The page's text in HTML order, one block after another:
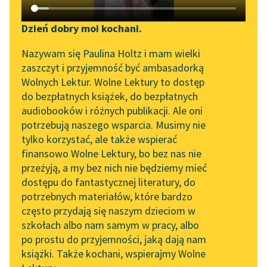
Katalog DAISY
Podkasty o książkach
Zgłoś brak utworu
Aktualności
„Prokurator Alicja Horn”
do słuchania
Byliśmy częścią AI Impact
Lab
Zapraszamy na spotkanie
online z tłumaczkami
literatury skandynawskiej
Spotkanie z Katarzyną
Tunkiel w Oslo
102. lata temu zmarł
Joseph Conrad
Narzędzia
Mapa Wolnych Lektur
Leśmianator
Przewodnik dla piszących i
czytających
API
OAI-PMH
Widget Wolnych Lektur
Przypisy
Dzień dobry moi kochani.
Nazywam się Paulina Holtz i mam wielki
zaszczyt i przyjemność być ambasadorką
Wolnych Lektur. Wolne Lektury to dostęp
do bezpłatnych książek, do bezpłatnych
audiobooków i różnych publikacji. Ale oni
potrzebują naszego wsparcia. Musimy nie
tylko korzystać, ale także wspierać
finansowo Wolne Lektury, bo bez nas nie
przeżyją, a my bez nich nie będziemy mieć
dostępu do fantastycznej literatury, do
potrzebnych materiałów, które bardzo
często przydają się naszym dzieciom w
szkołach albo nam samym w pracy, albo
po prostu do przyjemności, jaką dają nam
książki. Także kochani, wspierajmy Wolne
Pocałunki
Plaża w nocy
Wybrzeże
Syreny
pobierz książkę